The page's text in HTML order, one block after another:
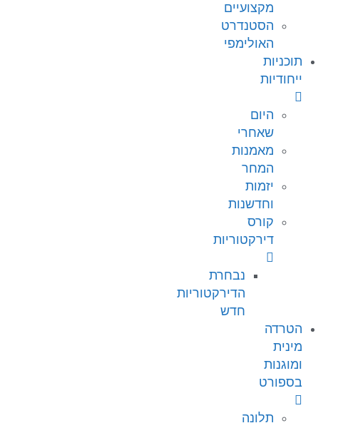
מקצועיים
הסטנדרט
האולימפי
תוכניות
ייחודיות
היום
שאחרי
מאמנות
המחר
יזמות
וחדשנות
קורס
דירקטוריות
נבחרת
הדירקטוריות
חדש
הטרדה
מינית
ומוגנות
בספורט
תלונה